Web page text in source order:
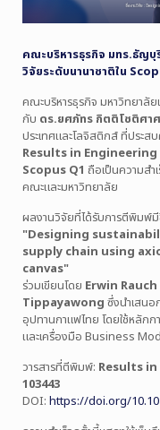
คณะบริหารธุรกิจ มทร.ธัญบุ
วิจัยระดับนานาชาติใน
คณะบริหารธุรกิจ มหาวิทยาลั
กับ ดร.ยศภัทร กิตติโชติศา
ประเทศและโลจิสติกส์ ที่ประส
Results in Engineering
Scopus Q1 ถือเป็นความสำ
คณะและมหาวิทยาลัย
ผลงานวิจัยที่ได้รับการตีพิมพ์มี
"Designing
supply chain using
canvas"
ร่วมเขียนโดย Erwin Rauch
Tippayawong ซึ่งนำเสน
อุปทานกาแฟไทย โดยใช้หลัก
และเครื่องมือ Business
วารสารที่ตีพิมพ์: Results
103443
DOI: https://doi.org/